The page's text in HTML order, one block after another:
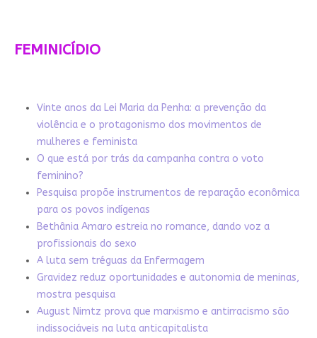
FEMINICÍDIO
Vinte anos da Lei Maria da Penha: a prevenção da
violência e o protagonismo dos movimentos de
mulheres e feminista
O que está por trás da campanha contra o voto
feminino?
Pesquisa propõe instrumentos de reparação econômica
para os povos indígenas
Bethânia Amaro estreia no romance, dando voz a
profissionais do sexo
A luta sem tréguas da Enfermagem
Gravidez reduz oportunidades e autonomia de meninas,
mostra pesquisa
August Nimtz prova que marxismo e antirracismo são
indissociáveis na luta anticapitalista